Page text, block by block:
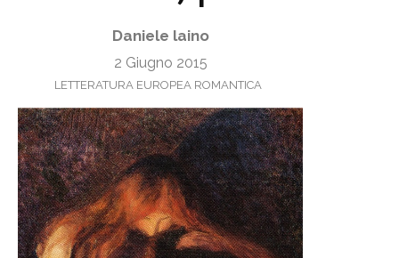
Daniele laino
2 Giugno 2015
LETTERATURA EUROPEA ROMANTICA